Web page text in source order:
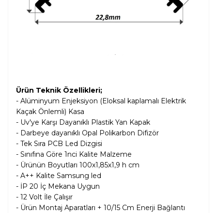
Ürün Teknik Özellikleri;
- Alüminyum Enjeksiyon (Eloksal kaplamalı Elektrik
Kaçak Önlemli) Kasa
- Uv'ye Karşı Dayanıklı Plastik Yan Kapak
- Darbeye dayanıklı Opal Polikarbon Difizör
- Tek Sıra PCB Led Dizgisi
- Sınıfına Göre 1nci Kalite Malzeme
- Ürünün Boyutları 100x1,85x1,9 h cm
- A++ Kalite Samsung led
- İP 20 İç Mekana Uygun
- 12 Volt İle Çalışır
- Ürün Montaj Aparatları + 10/15 Cm Enerji Bağlantı